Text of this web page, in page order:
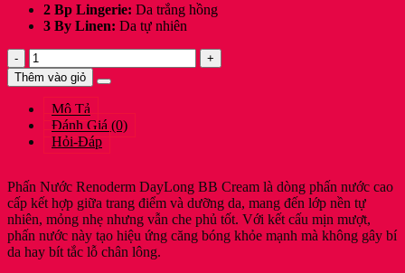
2 Bp Lingerie: Da trắng hồng
3 By Linen: Da tự nhiên
Renoderm
Phấn
Nước
Dưỡng
Da
#23
Gold
Bình
Sáng
15g
RENODERM
Day
Thêm vào giỏ
Mô Tả
Đánh Giá (0)
Hỏi-Đáp
Phấn Nước Renoderm DayLong BB Cream là dòng phấn nước cao
cấp kết hợp giữa trang điểm và dưỡng da, mang đến lớp nền tự
nhiên, mỏng nhẹ nhưng vẫn che phủ tốt. Với kết cấu mịn mượt,
phấn nước này tạo hiệu ứng căng bóng khỏe mạnh mà không gây bí
da hay bít tắc lỗ chân lông.